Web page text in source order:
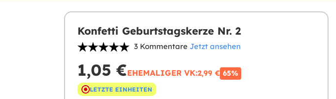
Konfetti Geburtstagskerze Nr. 2
3 Kommentare Jetzt ansehen
1,05 €EHEMALIGER VK:2,99 € 65%
LETZTE EINHEITEN